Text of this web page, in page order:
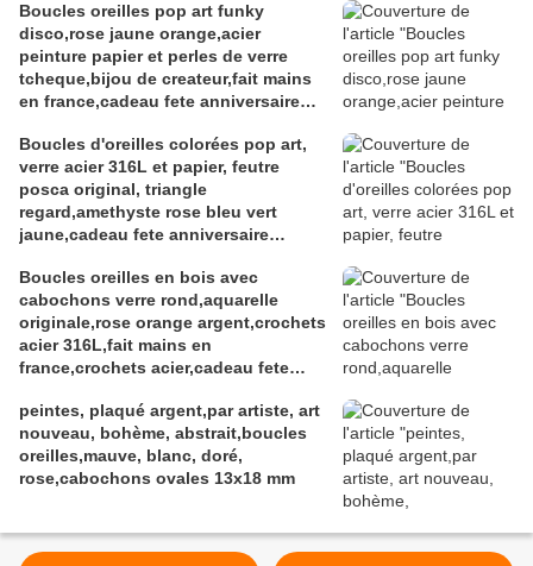
Boucles oreilles pop art funky
disco,rose jaune orange,acier
peinture papier et perles de verre
tcheque,bijou de createur,fait mains
en france,cadeau fete anniversaire
narbonne
Boucles d'oreilles colorées pop art,
verre acier 316L et papier, feutre
posca original, triangle
regard,amethyste rose bleu vert
jaune,cadeau fete anniversaire
Boucles oreilles en bois avec
cabochons verre rond,aquarelle
originale,rose orange argent,crochets
acier 316L,fait mains en
france,crochets acier,cadeau fete
peintes, plaqué argent,par artiste, art
nouveau, bohème, abstrait,boucles
oreilles,mauve, blanc, doré,
rose,cabochons ovales 13x18 mm